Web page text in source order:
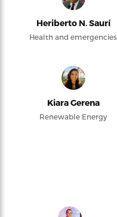
Heriberto N. Saurí
Health and emergencies
Kiara Gerena
Renewable Energy